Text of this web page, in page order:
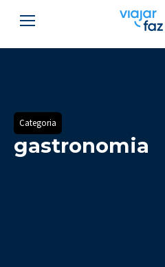
Categoria
gastronomia